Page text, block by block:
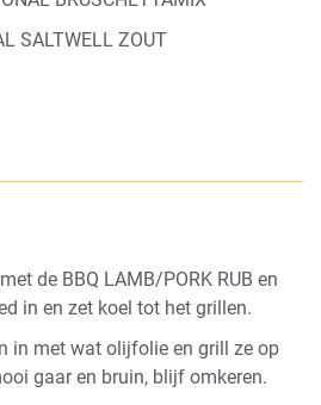
SALTWELL ZOUT
de BBQ LAMB/PORK RUB en
in en zet koel tot het grillen.
in met wat olijfolie en grill ze op
gaar en bruin, blijf omkeren.